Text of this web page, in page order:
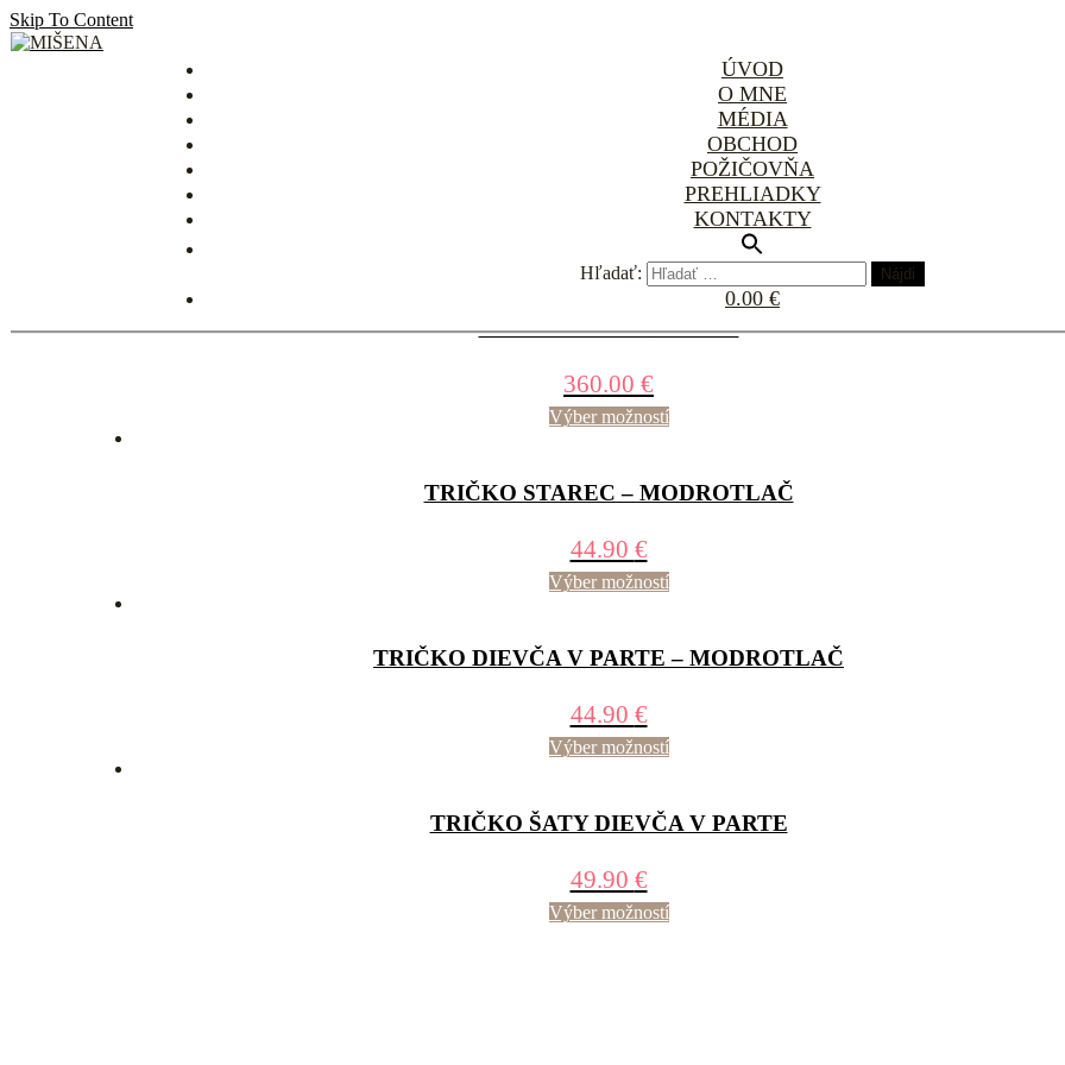
Skip To Content
ÚVOD
O MNE
MÉDIA
OBCHOD
POŽIČOVŇA
PREHLIADKY
KONTAKTY
Hľadať:
0.00 €
HODVÁBNE ŠATY LISTY
ČIERNE SAKO DÚŽAVA
360.00 €
Výber možností
TRIČKO STAREC – MODROTLAČ
44.90 €
Výber možností
TRIČKO DIEVČA V PARTE – MODROTLAČ
44.90 €
Výber možností
TRIČKO ŠATY DIEVČA V PARTE
49.90 €
Výber možností